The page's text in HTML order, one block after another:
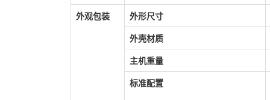
外观包装
外形尺寸
外壳材质
主机重量
标准配置